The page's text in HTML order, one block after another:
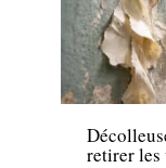
News
retirer les